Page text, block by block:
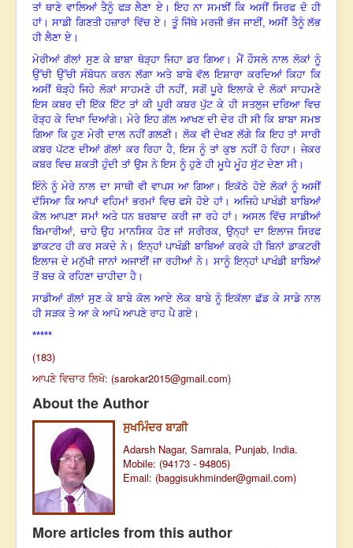
ਤਾਂ ਥਾਣੇ ਵਾਲਿਆਂ ਤੈਨੂੰ ਫੜ ਲੈਣਾ ਏ। ਇਹ ਨਾ ਸਮਝੀਂ ਕਿ ਅਸੀਂ ਸਿਰਫ ਦੋ ਹੀ
ਹਾਂ। ਸਾਡੀ ਗਿਣਤੀ ਹਜ਼ਾਰਾਂ ਵਿੱਚ ਏ। ਤੂੰ ਜਿੱਥੇ ਮਰਜੀ ਭੱਜ ਜਾਈਂ, ਅਸੀਂ ਤੈਨੂੰ ਲੱਭ
ਹੀ ਲੈਣਾ ਏ।
ਮੇਰੀਆਂ ਗੱਲਾਂ ਸੁਣ ਕੇ ਬਾਬਾ ਥੋੜ੍ਹਾ ਜਿਹਾ ਡਰ ਗਿਆ। ਮੈਂ ਹੌਸਲੇ ਨਾਲ ਲੋਕਾਂ ਨੂੰ
ਉੱਚੀ ਉੱਚੀ ਸੰਬੋਧਨ ਕਰਨ ਲੱਗਾ ਅਤੇ ਬਾਬੇ ਵੱਲ ਇਸ਼ਾਰਾ ਕਰਦਿਆਂ ਕਿਹਾ ਕਿ
ਅਸੀਂ ਥੋੜ੍ਹੇ ਜਿਹੇ ਲੋਕਾਂ ਸਾਹਮਣੇ ਹੀ ਨਹੀਂ, ਸਗੋਂ ਪੂਰੇ ਇਲਾਕੇ ਦੇ ਲੋਕਾਂ ਸਾਹਮਣੇ
ਇਸ ਕਬਰ ਦੀ ਇੱਕ ਇੱਟ ਤਾਂ ਕੀ ਪੂਰੀ ਕਬਰ ਪੁੱਟ ਕੇ ਹੀ ਸਤਲੁਜ ਦਰਿਆ ਵਿਚ
ਰੋੜ੍ਹ ਕੇ ਦਿਖਾ ਦਿਆਂਗੇ। ਮੇਰੇ ਇਹ ਗੱਲ ਆਖਣ ਦੀ ਦੇਰ ਹੀ ਸੀ ਕਿ ਬਾਬਾ ਸਮਝ
ਗਿਆ ਕਿ ਹੁਣ ਮੇਰੀ ਦਾਲ ਨਹੀਂ ਗਲਣੀ। ਲੋਕ ਵੀ ਦੇਖਣ ਲੱਗੇ ਕਿ ਇਹ ਤਾਂ ਸਾਰੀ
ਕਬਰ ਪੱਟਣ ਦੀਆਂ ਗੱਲਾਂ ਕਰ ਰਿਹਾ ਹੈ,ਇਸ ਨੂੰ ਤਾਂ ਕੁਝ ਨਹੀਂ ਹੋ ਰਿਹਾ। ਜੇਕਰ
ਕਬਰ ਵਿਚ ਸ਼ਕਤੀ ਹੁੰਦੀ ਤਾਂ ਉਸ ਨੇ ਇਸ ਨੂੰ ਹੁਣੇ ਹੀ ਮੂਧੇ ਮੂੰਹ ਸੁੱਟ ਦੇਣਾ ਸੀ।
ਇੰਨੇ ਨੂੰ ਮੇਰੇ ਨਾਲ ਦਾ ਸਾਥੀ ਵੀ ਵਾਪਸ ਆ ਗਿਆ। ਇਕੱਠੇ ਹੋਏ ਲੋਕਾਂ ਨੂੰ ਅਸੀਂ
ਦੱਸਿਆ ਕਿ ਆਪਾਂ ਵਹਿਮਾਂ ਭਰਮਾਂ ਵਿਚ ਫਸੇ ਹੋਏ ਹਾਂ। ਅਜਿਹੇ ਪਾਖੰਡੀ ਬਾਬਿਆਂ
ਕੋਲ ਆਪਣਾ ਸਮਾਂ ਅਤੇ ਧਨ ਬਰਬਾਦ ਕਰੀ ਜਾ ਰਹੇ ਹਾਂ। ਅਸਲ ਵਿੱਚ ਸਾਡੀਆਂ
ਬਿਮਾਰੀਆਂ, ਚਾਹੇ ਉਹ ਮਾਨਸਿਕ ਹੋਣ ਜਾਂ ਸਰੀਰਕ, ਉਨ੍ਹਾਂ ਦਾ ਇਲਾਜ ਸਿਰਫ
ਡਾਕਟਰ ਹੀ ਕਰ ਸਕਦੇ ਨੇ। ਇਨ੍ਹਾਂ ਪਾਖੰਡੀ ਬਾਬਿਆਂ ਕਰਕੇ ਹੀ ਬਿਨਾਂ ਡਾਕਟਰੀ
ਇਲਾਜ ਦੇ ਮਨੁੱਖੀ ਜਾਨਾਂ ਅਜਾਈਂ ਜਾ ਰਹੀਆਂ ਨੇ। ਸਾਨੂੰ ਇਨ੍ਹਾਂ ਪਾਖੰਡੀ ਬਾਬਿਆਂ
ਤੋਂ ਬਚ ਕੇ ਰਹਿਣਾ ਚਾਹੀਦਾ ਹੈ।
ਸਾਡੀਆਂ ਗੱਲਾਂ ਸੁਣ ਕੇ ਬਾਬੇ ਕੋਲ ਆਏ ਲੋਕ ਬਾਬੇ ਨੂੰ ਇਕੱਲਾ ਛੱਡ ਕੇ ਸਾਡੇ ਨਾਲ
ਹੀ ਸੜਕ ਤੇ ਆ ਕੇ ਆਪੋ ਆਪਣੇ ਰਾਹ ਪੈ ਗਏ।
*****
(183)
ਆਪਣੇ ਵਿਚਾਰ ਲਿਖੋ: (sarokar2015@gmail.com)
About the Author
ਸੁਖਮਿੰਦਰ ਬਾਗ਼ੀ
Adarsh Nagar, Samrala, Punjab, India.
Mobile: (94173 - 94805)
Email: (baggisukhminder@gmail.com)
More articles from this author